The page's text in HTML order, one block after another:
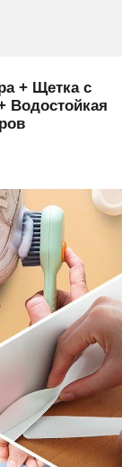
+ Щетка с
Водостойкая